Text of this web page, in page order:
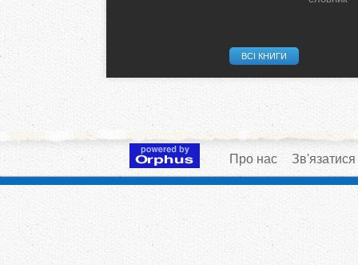
ВСІ КНИГИ
Про нас